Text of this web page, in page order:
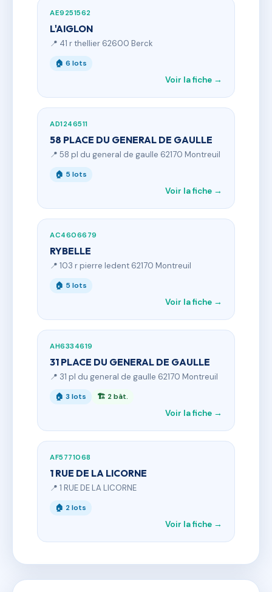
AE9251562
L'AIGLON
📍 41 r thellier 62600 Berck
🏠 6 lots
Voir la fiche →
AD1246511
58 PLACE DU GENERAL DE GAULLE
📍 58 pl du general de gaulle 62170 Montreuil
🏠 5 lots
Voir la fiche →
AC4606679
RYBELLE
📍 103 r pierre ledent 62170 Montreuil
🏠 5 lots
Voir la fiche →
AH6334619
31 PLACE DU GENERAL DE GAULLE
📍 31 pl du general de gaulle 62170 Montreuil
🏠 3 lots 🏗 2 bât.
Voir la fiche →
AF5771068
1 RUE DE LA LICORNE
📍 1 RUE DE LA LICORNE
🏠 2 lots
Voir la fiche →